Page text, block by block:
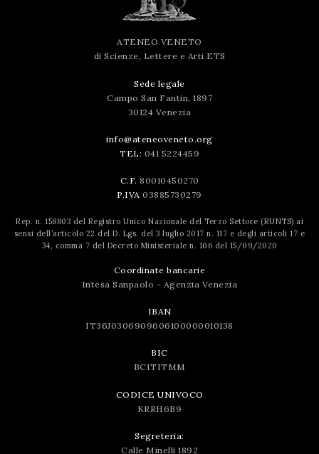
ATENEO VENETO
di Scienze, Lettere e Arti ETS
Sede legale
Campo San Fantin, 1897
30124 Venezia
info@ateneoveneto.org
TEL: 041 5224459
C.F. 80010450270
P.IVA 03885730279
Rep. n. 158803 del Registro Unico Nazionale del Terzo Settore (RUNTS) ai
sensi dell’articolo 22 del D. Lgs. del 3 luglio 2017 n. 117 e degli articoli 17 e
34, comma 7 del Decreto Ministeriale n. 106 del 15/09/2020
Coordinate bancarie
Intesa Sanpaolo - Agenzia Venezia
IBAN
IT36J0306909606100000010138
BIC
BCITITMM
CODICE UNIVOCO
KRRH6B9
Segreteria:
Calle Minelli 1892